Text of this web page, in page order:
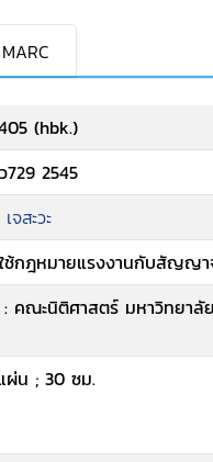
MARC
(hbk.)
729 2545
จสะวะ
ช้กฎหมายแรงงานกับสัญญ
คณะนิติศาสตร์ มหาวิทยาลั
ผ่น ; 30 ซม.